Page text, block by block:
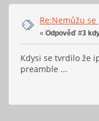
Re:Nemůžu
« Odpověď #3
Kdysi se tvrdilo že
preamble ...